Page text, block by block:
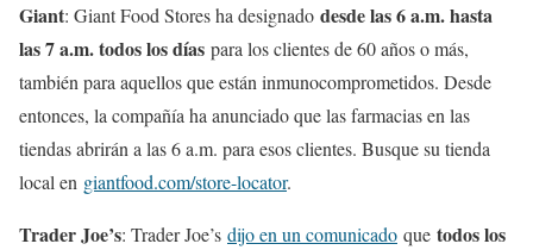
Giant: Giant Food Stores ha designado desde las 6 a.m. hasta
las 7 a.m. todos los días para los clientes de 60 años o más,
también para aquellos que están inmunocomprometidos. Desde
entonces, la compañía ha anunciado que las farmacias en las
tiendas abrirán a las 6 a.m. para esos clientes. Busque su tienda
local en giantfood.com/store-locator.
Trader Joe’s: Trader Joe’s dijo en un comunicado que todos los